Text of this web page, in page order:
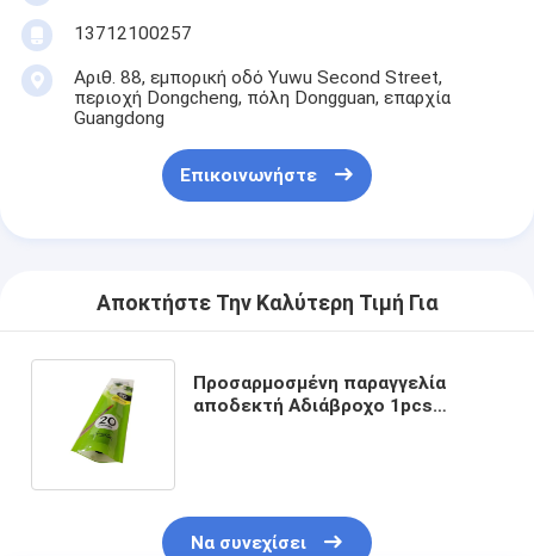
13712100257
Αριθ. 88, εμπορική οδό Yuwu Second Street,
περιοχή Dongcheng, πόλη Dongguan, επαρχία
Guangdong
Επικοινωνήστε
Αποκτήστε Την Καλύτερη Τιμή Για
Προσαρμοσμένη παραγγελία
αποδεκτή Αδιάβροχο 1pcs
Να συνεχίσει